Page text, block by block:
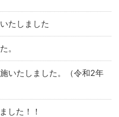
たしました
。
いたしました。（令和2年
した！！